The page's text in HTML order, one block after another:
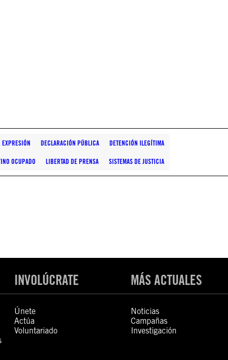
EXPRESIÓN DECLARACIÓN PÚBLICA DETENCIÓN ILEGÍTIMA
OCUPADO LIBERTAD DE PRENSA SISTEMAS DE JUSTICIA
INVOLÚCRATE
Únete
Actúa
Voluntariado
MÁS ACTUALES
Noticias
Campañas
Investigación